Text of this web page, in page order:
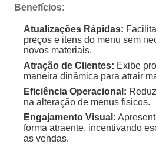
Benefícios:
Atualizações Rápidas:
preços e itens do menu sem
novos materiais.
Atração de Clientes: Exibe
maneira dinâmica para atrair
Eficiência Operacional:
na alteração de menus físicos.
Engajamento Visual:
forma atraente, incentivando
as vendas.